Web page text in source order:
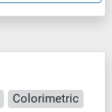
Colorimetric